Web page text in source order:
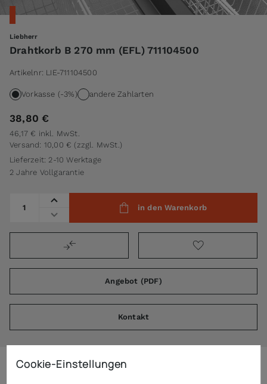
Liebherr
Drahtkorb B 270 mm (EFL) 711104500
Artikelnr: LIE-711104500
Vorkasse (-3%) andere Zahlarten
38,80 €
46,17 € inkl. MwSt.
Versand: 10,00 € (zzgl. MwSt.)
Lieferzeit: 2-10 Werktage
2 Jahre Vollgarantie
in den Warenkorb
Angebot (PDF)
Kontakt
Cookie-Einstellungen